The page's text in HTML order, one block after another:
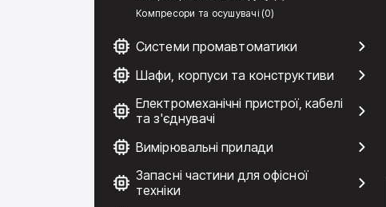
Компресори та осушувачі (0)
Системи промавтоматики
Шафи, корпуси та конструктиви
Електромеханічні пристрої, кабелі
та з'єднувачі
Вимірювальні прилади
Запасні частини для офісної
техніки